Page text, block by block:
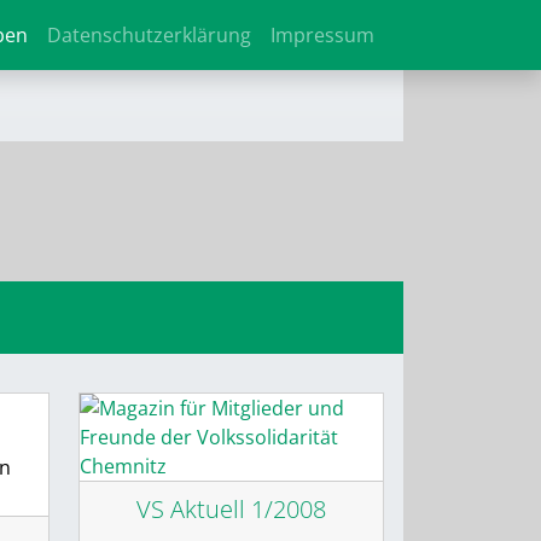
Datenschutzerklärung Impressum
VS Aktuell 1/2008